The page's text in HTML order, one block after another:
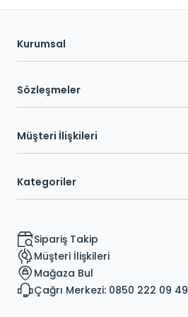
Kurumsal
Sözleşmeler
Müşteri İlişkileri
Kategoriler
Sipariş Takip
Müşteri İlişkileri
Mağaza Bul
Çağrı Merkezi: 0850 222 09 49